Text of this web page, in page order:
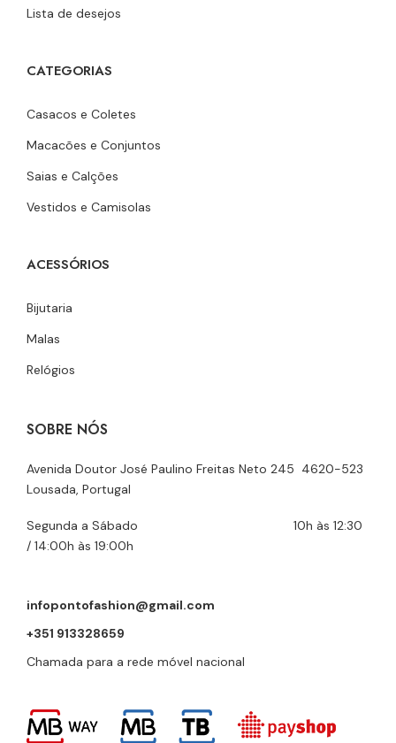
Lista de desejos
CATEGORIAS
Casacos e Coletes
Macacões e Conjuntos
Saias e Calções
Vestidos e Camisolas
ACESSÓRIOS
Bijutaria
Malas
Relógios
SOBRE NÓS
Avenida Doutor José Paulino Freitas Neto 245 4620-523
Lousada, Portugal
Segunda a Sábado 10h às 12:30
/ 14:00h às 19:00h
infopontofashion@gmail.com
+351 913328659
Chamada para a rede móvel nacional